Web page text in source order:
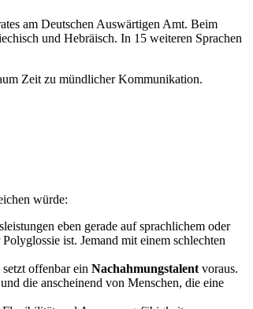
am Deutschen Auswärtigen Amt. Beim
und Hebräisch. In 15 weiteren Sprachen
Zeit zu mündlicher Kommunikation.
würde:
eben gerade auf sprachlichem oder
ist. Jemand mit einem schlechten
offenbar ein Nachahmungstalent voraus.
die anscheinend von Menschen, die eine